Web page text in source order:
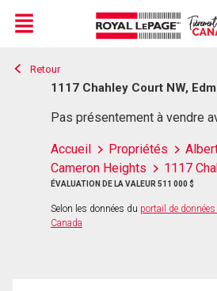
Live
En Direct
Menu
Retour
1117 Chahley Court NW,
Pas présentement à vendre
Accueil Propriétés
Cameron Heights
1117
ÉVALUATION DE LA VALEUR 511 000 $
Selon les données du portail de
Canada